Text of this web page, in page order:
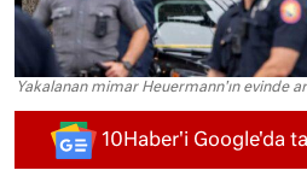
Yakalanan mimar Heuermann'ın evinde
10Haber'i Google'da